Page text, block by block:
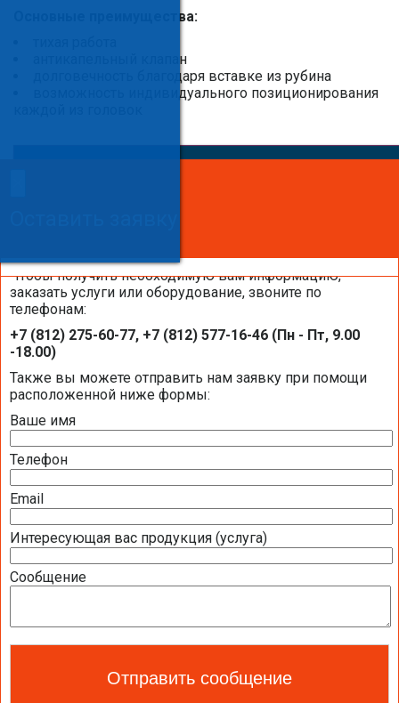
Основные преимущества:
антикапельный клапан
долговечность благодаря вставке из рубина
возможность индивидуального позиционирования
Оставить заявку
Чтобы получить необходимую вам информацию,
заказать услуги или оборудование, звоните по
телефонам:
+7 (812) 275-60-77, +7 (812) 577-16-46 (Пн - Пт, 9.00
-18.00)
Также вы можете отправить нам заявку при помощи
расположенной ниже формы:
Ваше имя
Телефон
Email
Интересующая вас продукция (услуга)
Сообщение
Системы увлажнения воздуха Buhler-
AHS на объектах компании «Балтик-
Комфорт»